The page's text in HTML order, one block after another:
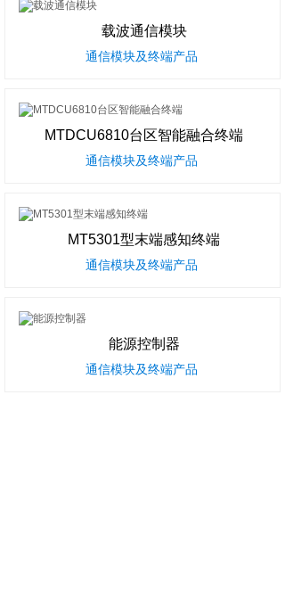
载波通信模块
通信模块及终端产品
MTDCU6810台区智能融合终端
通信模块及终端产品
MT5301型末端感知终端
通信模块及终端产品
能源控制器
通信模块及终端产品